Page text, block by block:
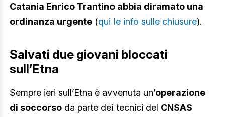
Catania Enrico Trantino abbia diramato una
ordinanza urgente (qui le info sulle chiusure).
Salvati due giovani bloccati
sull’Etna
Sempre ieri sull’Etna è avvenuta un’operazione
di soccorso da parte dei tecnici del CNSAS